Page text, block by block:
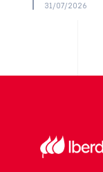
31/07/2026